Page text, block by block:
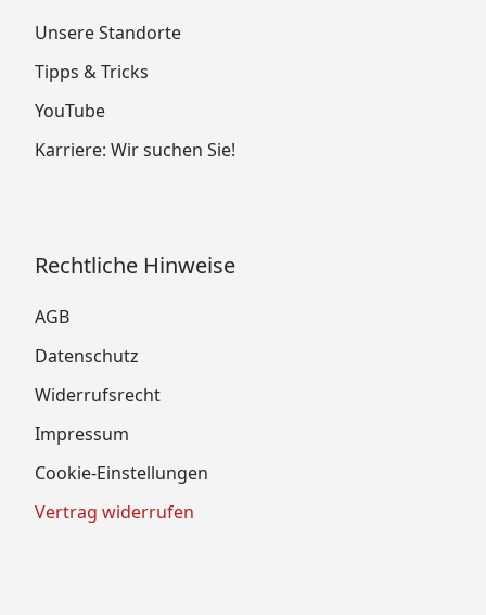
Unsere Standorte
Tipps & Tricks
YouTube
Karriere: Wir suchen Sie!
Rechtliche Hinweise
AGB
Datenschutz
Widerrufsrecht
Impressum
Cookie-Einstellungen
Vertrag widerrufen